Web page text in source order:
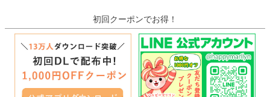
初回クーポンでお得！